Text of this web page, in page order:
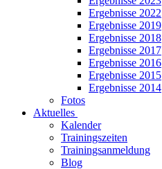
Ergebnisse 2022
Ergebnisse 2019
Ergebnisse 2018
Ergebnisse 2017
Ergebnisse 2016
Ergebnisse 2015
Ergebnisse 2014
Fotos
Aktuelles
Kalender
Trainingszeiten
Trainingsanmeldung
Blog